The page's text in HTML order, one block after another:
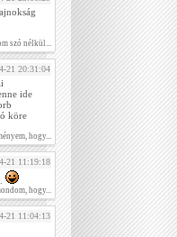
szó nélkül...
21 20:31:04
ide
köre
hogy...
21 11:19:18
hogy...
21 11:04:13